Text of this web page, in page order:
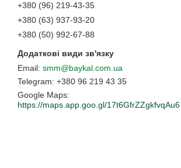
+380 (96) 219-43-35
+380 (63) 937-93-20
+380 (50) 992-67-88
smm@baykal.com.ua
+380 96 219 43 35
Google Maps
https://maps.app.goo.gl/17t6GfrZZgkfvqAu6